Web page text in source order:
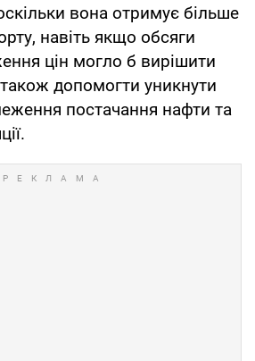
вона отримує більше
навіть якщо обсяги
цін могло б вирішити
допомогти уникнути
постачання нафти та